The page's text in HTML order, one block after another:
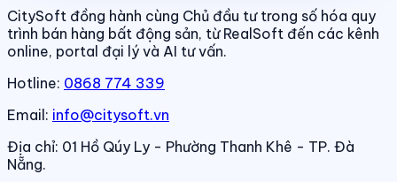
CitySoft đồng hành cùng Chủ đầu tư trong số hóa quy
trình bán hàng bất động sản, từ RealSoft đến các kênh
online, portal đại lý và AI tư vấn.
Hotline: 0868 774 339
Email: info@citysoft.vn
Địa chỉ: 01 Hồ Qúy Ly - Phường Thanh Khê - TP. Đà
Nẵng.